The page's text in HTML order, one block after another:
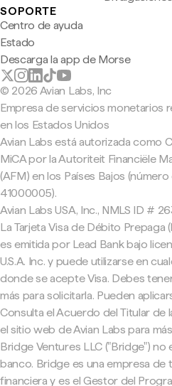
SOPORTE
Centro de ayuda
Estado
Descarga la app de Morse
© 2026 Avian Labs, Inc
Empresa de servicios monetarios
en los Estados Unidos
Avian Labs está autorizada como
MiCA por la Autoriteit Financiële
(AFM) en los Países Bajos
41000005).
Avian Labs USA, Inc., NMLS ID #
La Tarjeta Visa de Débito Prepaga
es emitida por Lead Bank bajo
U.S.A. Inc. y puede utilizarse en
donde se acepte Visa. Debes
más para solicitarla. Pueden
Consulta el Acuerdo del Titular de
el sitio web de Avian Labs para
Bridge Ventures LLC ("Bridge") no
banco. Bridge es una empresa de
financiera y es el Gestor del